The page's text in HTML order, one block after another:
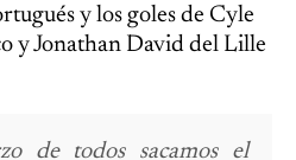
y los goles de Cyle
y Jonathan David del Lille
de todos sacamos el